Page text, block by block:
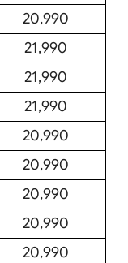
20,990
21,990
21,990
21,990
20,990
20,990
20,990
20,990
20,990